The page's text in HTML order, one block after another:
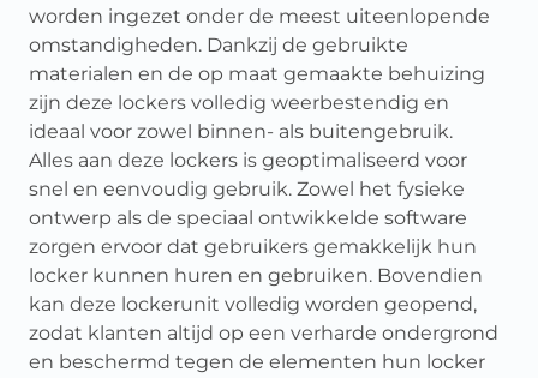
worden ingezet onder de meest uiteenlopende
omstandigheden. Dankzij de gebruikte
materialen en de op maat gemaakte behuizing
zijn deze lockers volledig weerbestendig en
ideaal voor zowel binnen- als buitengebruik.
Alles aan deze lockers is geoptimaliseerd voor
snel en eenvoudig gebruik. Zowel het fysieke
ontwerp als de speciaal ontwikkelde software
zorgen ervoor dat gebruikers gemakkelijk hun
locker kunnen huren en gebruiken. Bovendien
kan deze lockerunit volledig worden geopend,
zodat klanten altijd op een verharde ondergrond
en beschermd tegen de elementen hun locker